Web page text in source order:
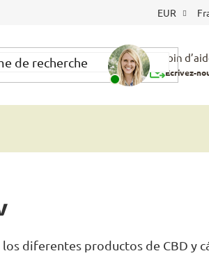
EUR
Besoin
Écrivez-
diferentes productos de CBD y